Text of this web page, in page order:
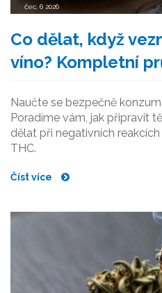
čec, 6 2026
Co dělat, když
víno? Kompletní
Naučte se bezpečně
Poradíme vám, jak připravit
dělat při negativních
THC.
Číst více